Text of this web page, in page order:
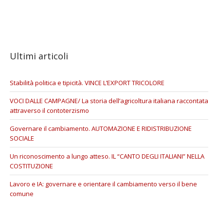
Ultimi articoli
Stabilità politica e tipicità. VINCE L’EXPORT TRICOLORE
VOCI DALLE CAMPAGNE/ La storia dell’agricoltura italiana raccontata
attraverso il contoterzismo
Governare il cambiamento. AUTOMAZIONE E RIDISTRIBUZIONE
SOCIALE
Un riconoscimento a lungo atteso. IL “CANTO DEGLI ITALIANI” NELLA
COSTITUZIONE
Lavoro e IA: governare e orientare il cambiamento verso il bene
comune